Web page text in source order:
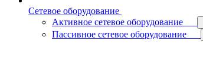
Сетевое оборудование
Активное сетевое оборудование
Пассивное сетевое оборудование